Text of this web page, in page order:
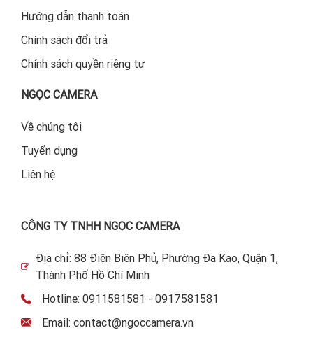
Hướng dẫn thanh toán
Chính sách đổi trả
Chính sách quyền riêng tư
NGỌC CAMERA
Về chúng tôi
Tuyển dụng
Liên hệ
CÔNG TY TNHH NGỌC CAMERA
Địa chỉ: 88 Điện Biên Phủ, Phường Đa Kao, Quận 1,
Thành Phố Hồ Chí Minh
Hotline: 0911581581 - 0917581581
Email: contact@ngoccamera.vn